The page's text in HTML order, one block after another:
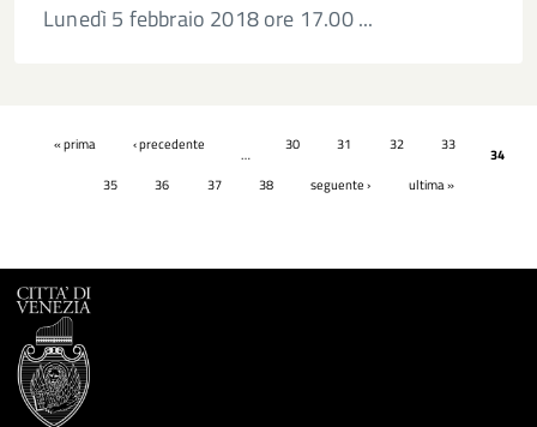
Lunedì 5 febbraio 2018 ore 17.00 ...
Pagine« prima ‹ precedente
…
30 31 32 33
34
35
36 37 38 seguente › ultima »